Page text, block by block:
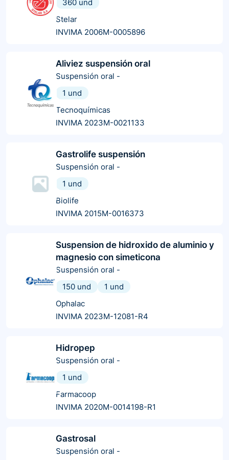
360 und
Stelar
INVIMA 2006M-0005896
Aliviez suspensión oral
Suspensión oral -
1 und
Tecnoquímicas
INVIMA 2023M-0021133
Gastrolife suspensión
Suspensión oral -
1 und
Biolife
INVIMA 2015M-0016373
Suspension de hidroxido de aluminio y
magnesio con simeticona
Suspensión oral -
150 und
1 und
Ophalac
INVIMA 2023M-12081-R4
Hidropep
Suspensión oral -
1 und
Farmacoop
INVIMA 2020M-0014198-R1
Gastrosal
Suspensión oral -